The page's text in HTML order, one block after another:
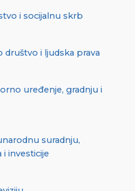
i socijalnu skrb
društvo i ljudska prava
uređenje, gradnju i
suradnju,
investicije